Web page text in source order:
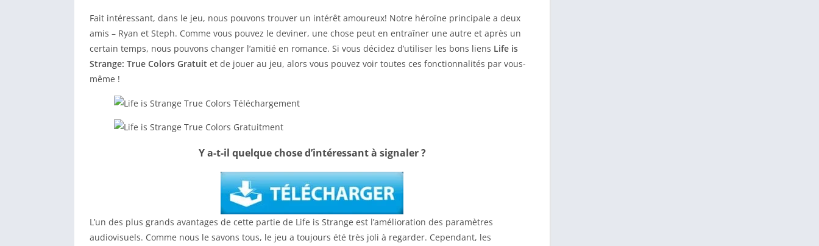
Fait intéressant, dans le jeu, nous pouvons trouver un intérêt amoureux! Notre héroïne principale a deux
amis – Ryan et Steph. Comme vous pouvez le deviner, une chose peut en entraîner une autre et après un
certain temps, nous pouvons changer l’amitié en romance. Si vous décidez d’utiliser les bons liens Life is
Strange: True Colors Gratuit et de jouer au jeu, alors vous pouvez voir toutes ces fonctionnalités par vous-
même !
Y a-t-il quelque chose d’intéressant à signaler ?
L’un des plus grands avantages de cette partie de Life is Strange est l’amélioration des paramètres
audiovisuels. Comme nous le savons tous, le jeu a toujours été très joli à regarder. Cependant, les